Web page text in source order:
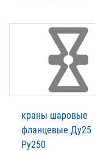
краны шаровые
фланцевые Ду25
Ру250